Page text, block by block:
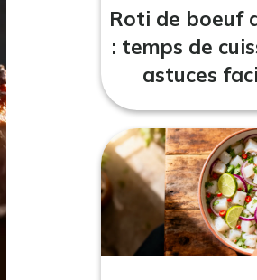
Roti de boeuf
: temps de
astuces